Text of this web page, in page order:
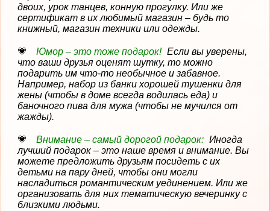
двоих, урок танцев, конную прогулку. Или же
сертификат в их любимый магазин – будь то
книжный, магазин техники или одежды.
Юмор – это тоже подарок! Если вы уверены,
что ваши друзья оценят шутку, то можно
подарить им что-то необычное и забавное.
Например, набор из банки хорошей тушенки для
жены (чтобы в доме всегда водилась еда) и
баночного пива для мужа (чтобы не мучился от
жажды).
Внимание – самый дорогой подарок: Иногда
лучший подарок – это наше время и внимание. Вы
можете предложить друзьям посидеть с их
детьми на пару дней, чтобы они могли
насладиться романтическим уединением. Или же
организовать для них тематическую вечеринку с
близкими людьми.